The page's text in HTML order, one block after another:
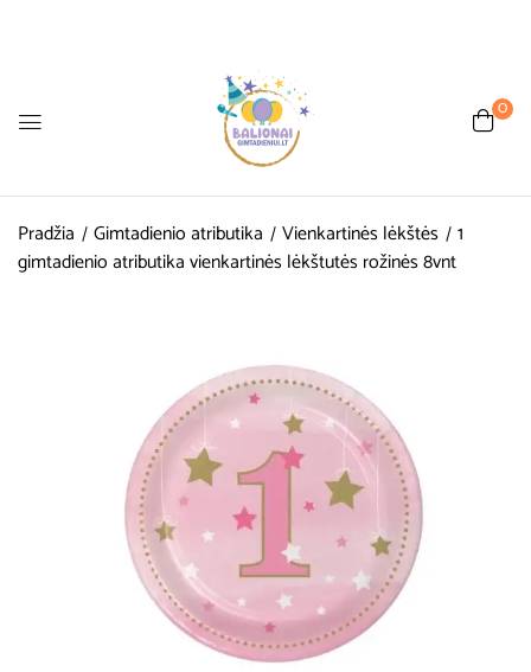
0
Pradžia Gimtadienio atributika Vienkartinės lėkštės 1
gimtadienio atributika vienkartinės lėkštutės rožinės 8vnt